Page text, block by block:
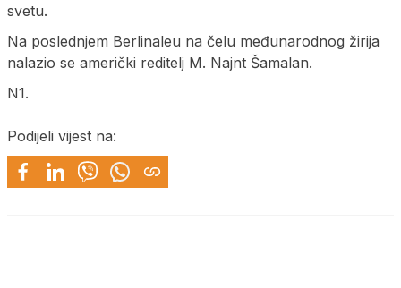
svetu.
Na poslednjem Berlinaleu na čelu međunarodnog žirija
nalazio se američki reditelj M. Najnt Šamalan.
N1.
Podijeli vijest na: